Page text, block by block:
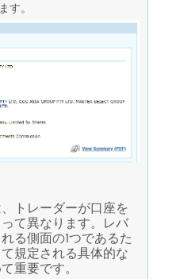
す。
トレーダーが口座を
て異なります。レバ
る側面の1つであるた
規定される具体的な
重要です。